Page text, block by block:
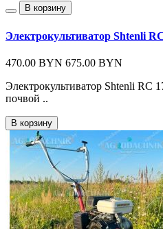
В корзину
Электрокультиватор Shtenli
470.00 BYN 675.00 BYN
Электрокультиватор Shtenli RC
почвой ..
В корзину